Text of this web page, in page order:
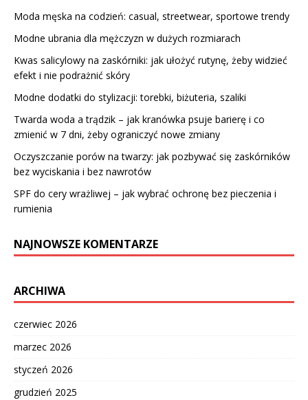
Moda męska na codzień: casual, streetwear, sportowe trendy
Modne ubrania dla mężczyzn w dużych rozmiarach
Kwas salicylowy na zaskórniki: jak ułożyć rutynę, żeby widzieć
efekt i nie podrażnić skóry
Modne dodatki do stylizacji: torebki, biżuteria, szaliki
Twarda woda a trądzik – jak kranówka psuje barierę i co
zmienić w 7 dni, żeby ograniczyć nowe zmiany
Oczyszczanie porów na twarzy: jak pozbywać się zaskórników
bez wyciskania i bez nawrotów
SPF do cery wrażliwej – jak wybrać ochronę bez pieczenia i
rumienia
NAJNOWSZE KOMENTARZE
ARCHIWA
czerwiec 2026
marzec 2026
styczeń 2026
grudzień 2025